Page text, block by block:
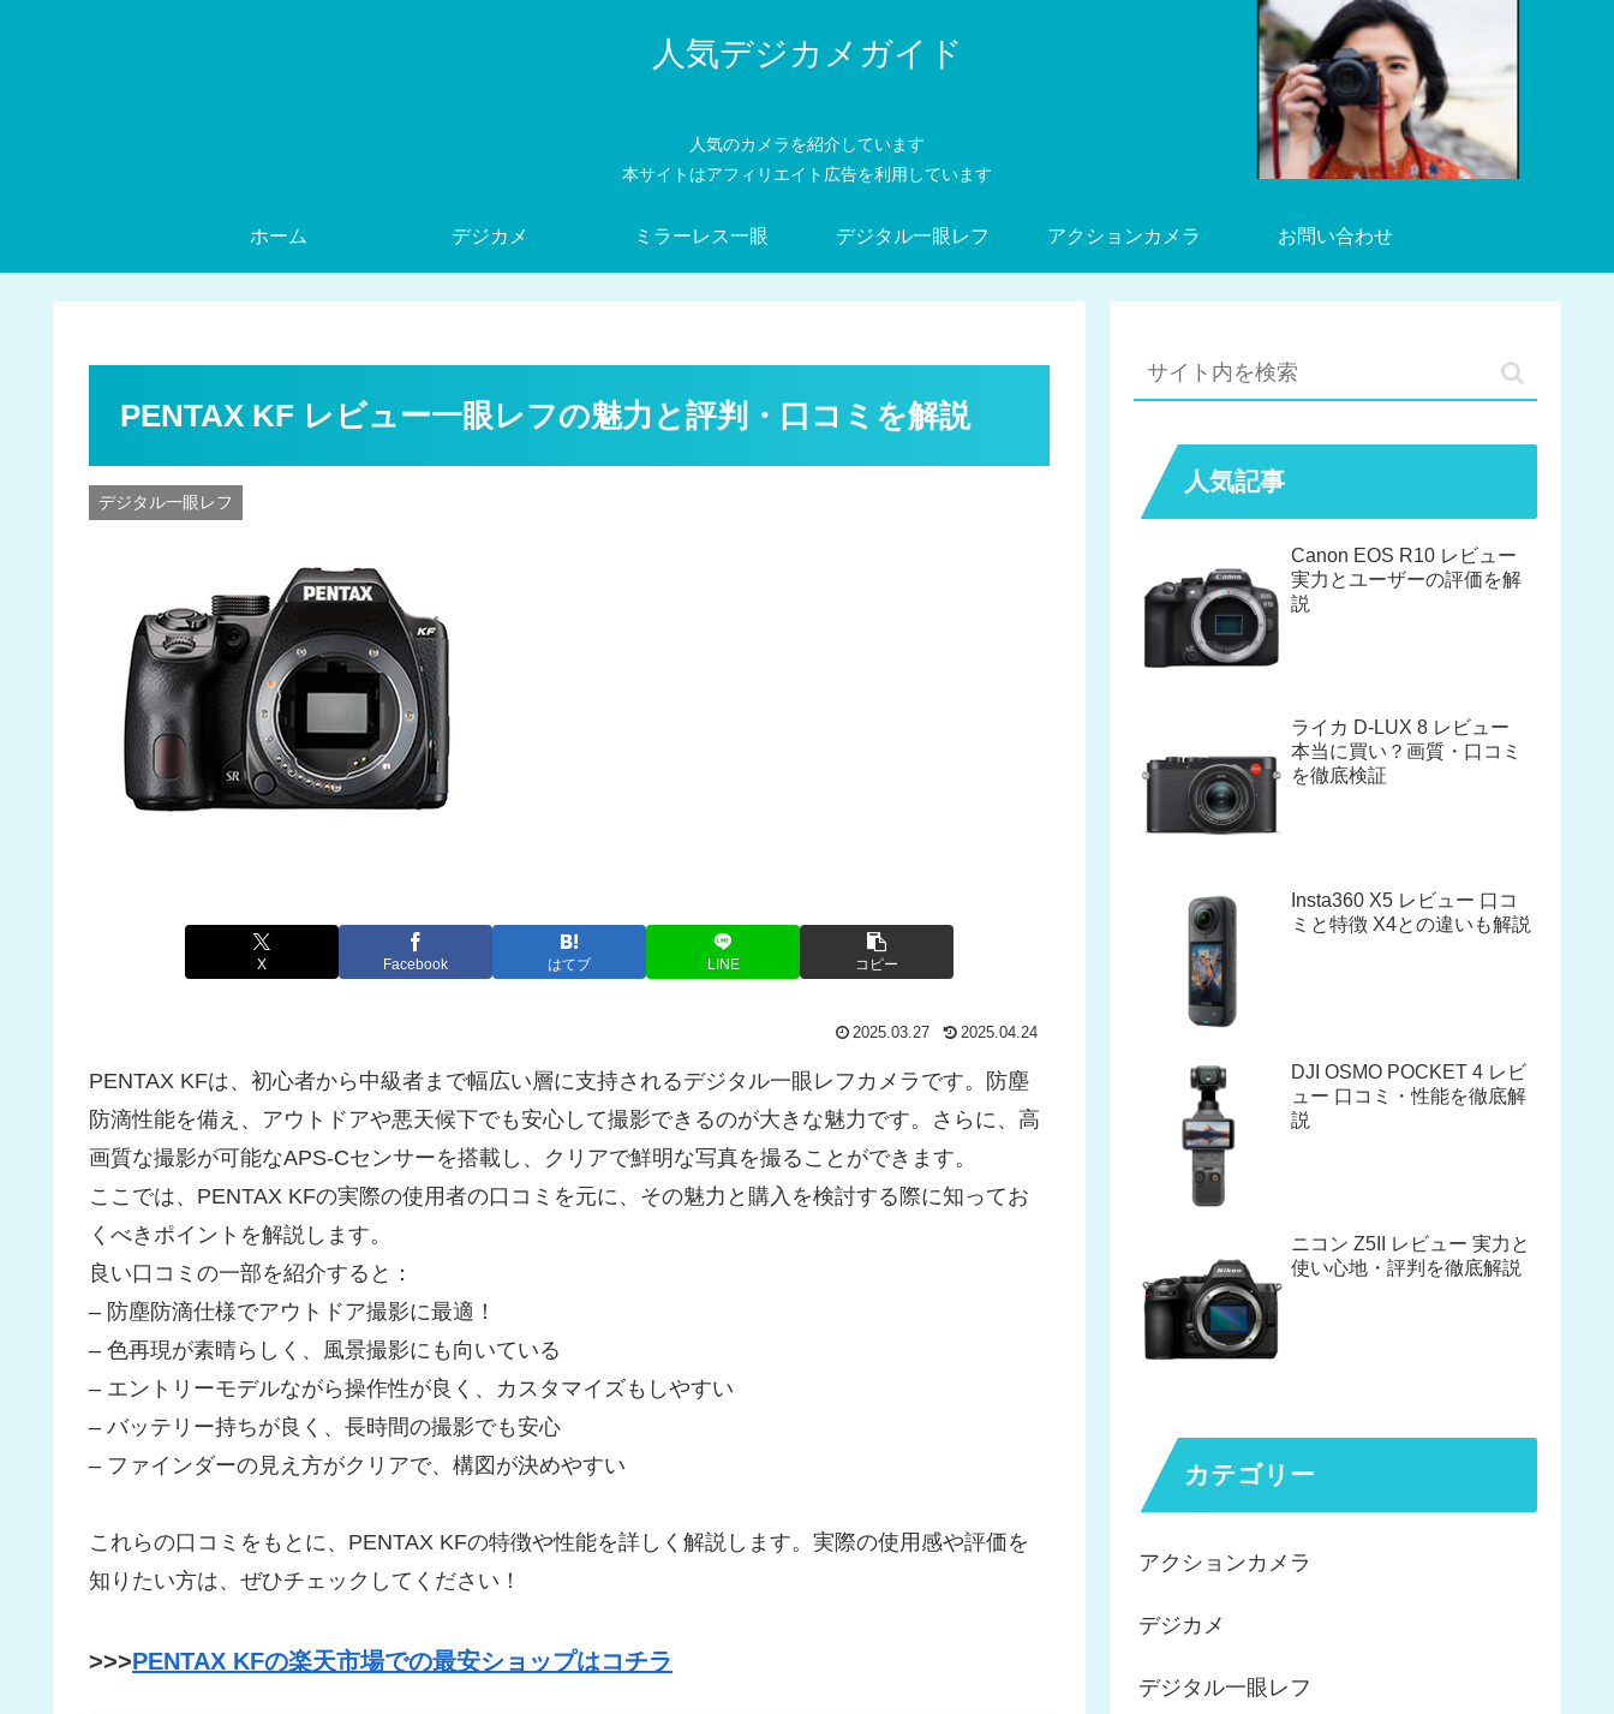
人気デジカメガイド
人気のカメラを紹介しています
本サイトはアフィリエイト広告を利用しています
ホーム デジカメ ミラーレス一眼 デジタル一眼レフ アクションカメラ お問い合わせ
PENTAX KF レビュー一眼レフの魅力と評判・口コミを解説
デジタル一眼レフ
X Facebook はてブ LINE コピー
2025.03.27 2025.04.24
PENTAX KFは、初心者から中級者まで幅広い層に支持されるデジタル一眼レフカメラです。防塵
防滴性能を備え、アウトドアや悪天候下でも安心して撮影できるのが大きな魅力です。さらに、高
画質な撮影が可能なAPS-Cセンサーを搭載し、クリアで鮮明な写真を撮ることができます。
ここでは、PENTAX KFの実際の使用者の口コミを元に、その魅力と購入を検討する際に知ってお
くべきポイントを解説します。
良い口コミの一部を紹介すると：
– 防塵防滴仕様でアウトドア撮影に最適！
– 色再現が素晴らしく、風景撮影にも向いている
– エントリーモデルながら操作性が良く、カスタマイズもしやすい
– バッテリー持ちが良く、長時間の撮影でも安心
– ファインダーの見え方がクリアで、構図が決めやすい
これらの口コミをもとに、PENTAX KFの特徴や性能を詳しく解説します。実際の使用感や評価を
知りたい方は、ぜひチェックしてください！
>>>PENTAX KFの楽天市場での最安ショップはコチラ
人気記事
Canon EOS R10 レビュー
実力とユーザーの評価を解
説
ライカ D-LUX 8 レビュー
本当に買い？画質・口コミ
を徹底検証
Insta360 X5 レビュー 口コ
ミと特徴 X4との違いも解説
DJI OSMO POCKET 4 レビ
ュー 口コミ・性能を徹底解
説
ニコン Z5II レビュー 実力と
使い心地・評判を徹底解説
カテゴリー
アクションカメラ
デジカメ
デジタル一眼レフ